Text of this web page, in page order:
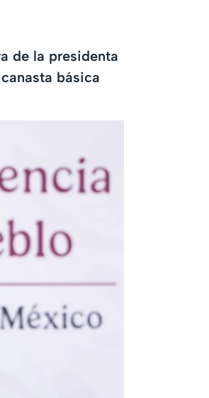
de la presidenta
básica